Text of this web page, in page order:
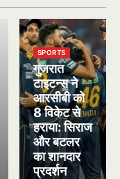
SPORTS
गुजरात
टाइटन्स ने
आरसीबी को
8 विकेट से
हराया: सिराज
और बटलर
का शानदार
प्रदर्शन